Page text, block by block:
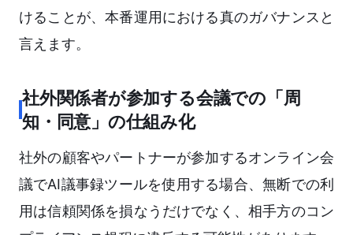
けることが、本番運用における真のガバナンスと
言えます。
社外関係者が参加する会議での「周
知・同意」の仕組み化
社外の顧客やパートナーが参加するオンライン会
議でAI議事録ツールを使用する場合、無断での利
用は信頼関係を損なうだけでなく、相手方のコン